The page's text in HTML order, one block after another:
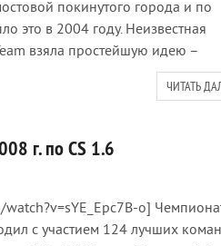
покинутого города и по
это в 2004 году. Неизвестная
взяла простейшую идею –
ЧИТАТЬ
г. по CS 1.6
o]
с участием 124 лучших